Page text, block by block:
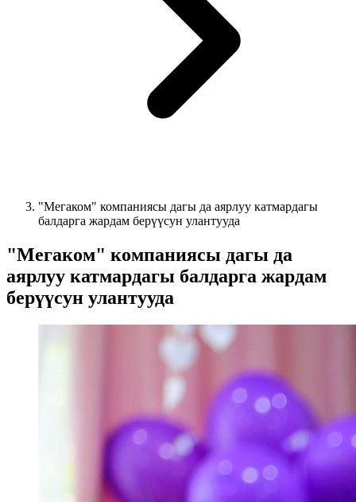
"Мегаком" компаниясы дагы да аярлуу катмардагы
балдарга жардам берүүсун улантууда
"Мегаком" компаниясы дагы да
аярлуу катмардагы балдарга жардам
берүүсун улантууда